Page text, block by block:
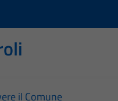
il Comune